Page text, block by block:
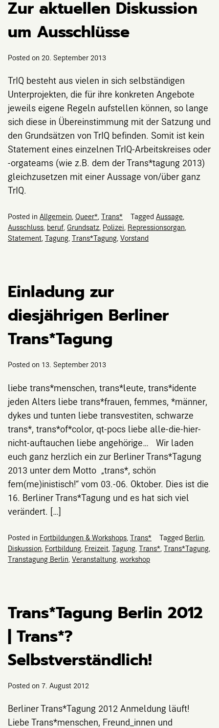
Zur aktuellen Diskussion
um Ausschlüsse
Posted on 20. September 2013
TrIQ besteht aus vielen in sich selbständigen
Unterprojekten, die für ihre konkreten Angebote
jeweils eigene Regeln aufstellen können, so lange
sich diese in Übereinstimmung mit der Satzung und
den Grundsätzen von TrIQ befinden. Somit ist kein
Statement eines einzelnen TrIQ-Arbeitskreises oder
-orgateams (wie z.B. dem der Trans*tagung 2013)
gleichzusetzen mit einer Aussage von/über ganz
TrIQ.
Posted in Allgemein, Queer*, Trans* Tagged Aussage,
Ausschluss, beruf, Grundsatz, Polizei, Repressionsorgan,
Statement, Tagung, Trans*Tagung, Vorstand
Einladung zur
diesjährigen Berliner
Trans*Tagung
Posted on 13. September 2013
liebe trans*menschen, trans*leute, trans*idente
jeden Alters liebe trans*frauen, femmes, *männer,
dykes und tunten liebe transvestiten, schwarze
trans*, trans*of*color, qt-pocs liebe alle-die-hier-
nicht-auftauchen liebe angehörige… Wir laden
euch ganz herzlich ein zur Berliner Trans*Tagung
2013 unter dem Motto „trans*, schön
fem(me)inistisch!“ vom 03.-06. Oktober. Dies ist die
16. Berliner Trans*Tagung und es hat sich viel
verändert. […]
Posted in Fortbildungen & Workshops Trans* Tagged Berlin
Diskussion Fortbildung Freizeit Tagung Trans* Trans*Tagung
Transtagung Berlin Veranstaltung workshop
Trans*Tagung Berlin 2012
| Trans*?
Selbstverständlich!
Posted on 7. August 2012
Berliner Trans*Tagung 2012 Anmeldung läuft!
Liebe Trans*menschen, Freund_innen und